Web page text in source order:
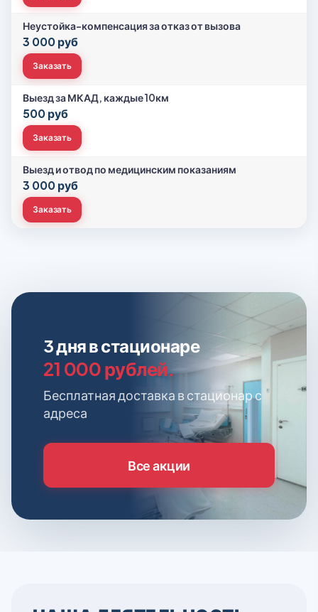
Неустойка-компенсация за отказ от вызова
3 000 руб
Заказать
Выезд за МКАД, каждые 10км
500 руб
Заказать
Выезд и отвод по медицинским показаниям
3 000 руб
Заказать
3 дня в стационаре
21 000 рублей.
Бесплатная доставка в стационар с
адреса
Все акции